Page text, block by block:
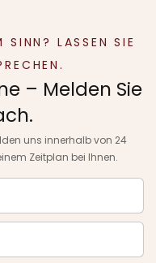
SINN? LASSEN SIE
– Melden Sie
uns innerhalb von 24
Zeitplan bei Ihnen.